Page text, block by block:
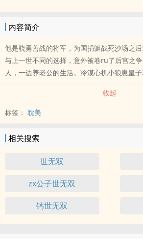
内容简介
他是骁勇善战的将军，为国捐躯战死沙场之
与上一世不同的选择，意外被卷ru了后宫之
人，一边养老公的生活。冷漠心机小狼崽皇
收起
标签： 耽美
相关搜索
世无双
zx公子世无双
钙世无双